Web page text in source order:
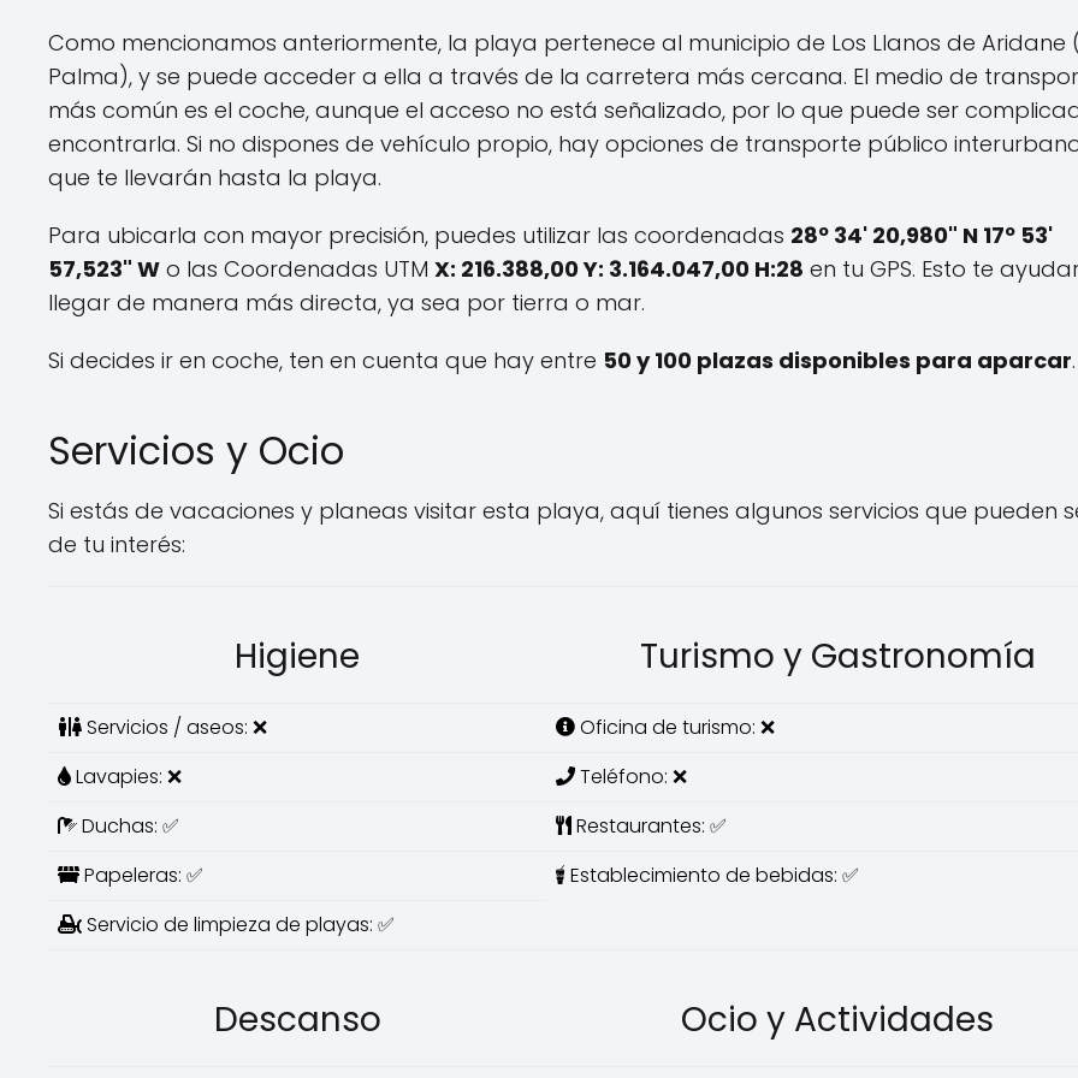
Como mencionamos anteriormente, la playa pertenece al municipio de Los Llanos de Aridane
Palma), y se puede acceder a ella a través de la carretera más cercana. El medio de
más común es el coche, aunque el acceso no está señalizado, por lo que puede ser
encontrarla. Si no dispones de vehículo propio, hay opciones de transporte público
que te llevarán hasta la playa.
Para ubicarla con mayor precisión, puedes utilizar las coordenadas 28º 34' 20,980" N 17º 53'
57,523" W o las Coordenadas UTM X: 216.388,00 Y: 3.164.047,00 H:28 en tu GPS. Esto te
llegar de manera más directa, ya sea por tierra o mar.
Si decides ir en coche, ten en cuenta que hay entre 50 y 100 plazas disponibles para aparcar.
Servicios y Ocio
Si estás de vacaciones y planeas visitar esta playa, aquí tienes algunos servicios que pueden
de tu interés:
Higiene Turismo y Gastronomía
Servicios / aseos: ❌
Oficina de turismo: ❌
Lavapies: ❌
Teléfono: ❌
Duchas: ✅
Restaurantes: ✅
Papeleras: ✅
Establecimiento de bebidas: ✅
Servicio de limpieza de playas: ✅
Descanso Ocio y Actividades